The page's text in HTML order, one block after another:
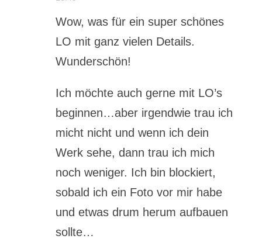
Wow, was für ein super schönes
LO mit ganz vielen Details.
Wunderschön!
Ich möchte auch gerne mit LO’s
beginnen…aber irgendwie trau ich
micht nicht und wenn ich dein
Werk sehe, dann trau ich mich
noch weniger. Ich bin blockiert,
sobald ich ein Foto vor mir habe
und etwas drum herum aufbauen
sollte…